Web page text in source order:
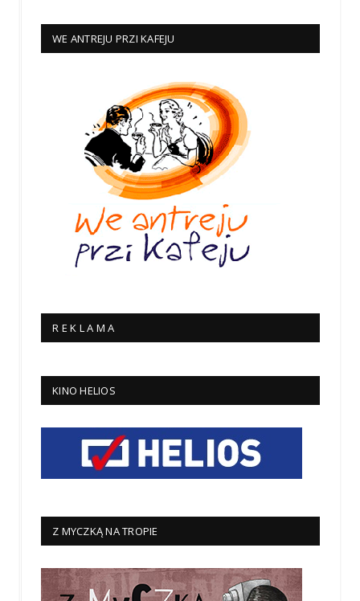
WE ANTREJU PRZI KAFEJU
R E K L A M A
KINO HELIOS
Z MYCZKĄ NA TROPIE